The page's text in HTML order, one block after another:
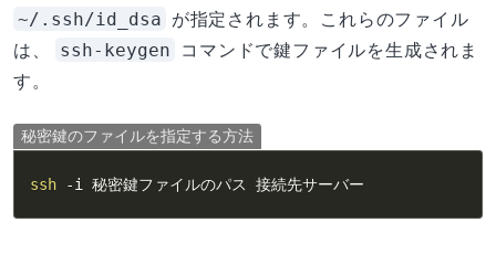
~/.ssh/id_dsa
が指定されます。これらのファイル
は、
ssh-keygen
コマンドで鍵ファイルを生成されま
す。
秘密鍵のファイルを指定する方法
ssh -i 秘密鍵ファイルのパス 接続先サーバー